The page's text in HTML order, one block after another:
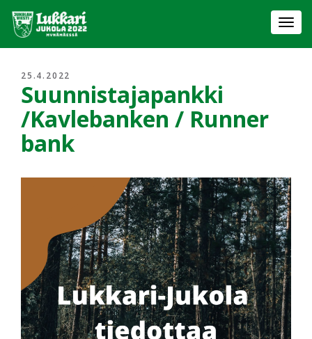
25.4.2022
Suunnistajapankki
/Kavlebanken / Runner
bank